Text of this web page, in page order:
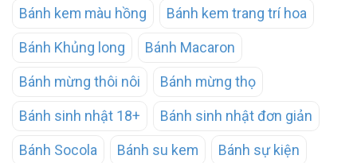
Bánh kem màu hồng Bánh kem trang trí hoa
Bánh Khủng long Bánh Macaron
Bánh mừng thôi nôi Bánh mừng thọ
Bánh sinh nhật 18+ Bánh sinh nhật đơn giản
Bánh Socola Bánh su kem Bánh sự kiện